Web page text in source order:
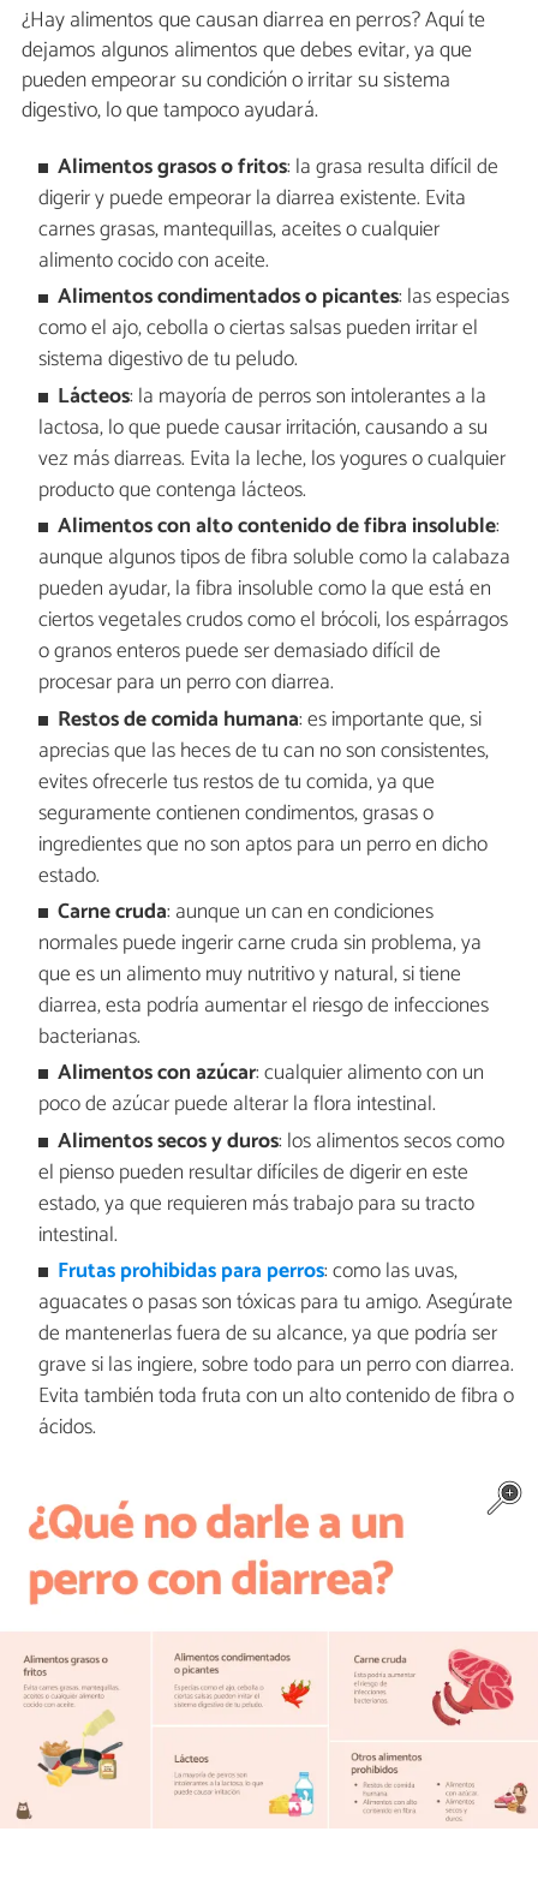
¿Hay alimentos que causan diarrea en perros? Aquí te
dejamos algunos alimentos que debes evitar, ya que
pueden empeorar su condición o irritar su sistema
digestivo, lo que tampoco ayudará.
Alimentos grasos o fritos: la grasa resulta difícil de
digerir y puede empeorar la diarrea existente. Evita
carnes grasas, mantequillas, aceites o cualquier
alimento cocido con aceite.
Alimentos condimentados o picantes: las especias
como el ajo, cebolla o ciertas salsas pueden irritar el
sistema digestivo de tu peludo.
Lácteos: la mayoría de perros son intolerantes a la
lactosa, lo que puede causar irritación, causando a su
vez más diarreas. Evita la leche, los yogures o cualquier
producto que contenga lácteos.
Alimentos con alto contenido de fibra insoluble:
aunque algunos tipos de fibra soluble como la calabaza
pueden ayudar, la fibra insoluble como la que está en
ciertos vegetales crudos como el brócoli, los espárragos
o granos enteros puede ser demasiado difícil de
procesar para un perro con diarrea.
Restos de comida humana: es importante que, si
aprecias que las heces de tu can no son consistentes,
evites ofrecerle tus restos de tu comida, ya que
seguramente contienen condimentos, grasas o
ingredientes que no son aptos para un perro en dicho
estado.
Carne cruda: aunque un can en condiciones
normales puede ingerir carne cruda sin problema, ya
que es un alimento muy nutritivo y natural, si tiene
diarrea, esta podría aumentar el riesgo de infecciones
bacterianas.
Alimentos con azúcar: cualquier alimento con un
poco de azúcar puede alterar la flora intestinal.
Alimentos secos y duros: los alimentos secos como
el pienso pueden resultar difíciles de digerir en este
estado, ya que requieren más trabajo para su tracto
intestinal.
Frutas prohibidas para perros: como las uvas,
aguacates o pasas son tóxicas para tu amigo. Asegúrate
de mantenerlas fuera de su alcance, ya que podría ser
grave si las ingiere, sobre todo para un perro con diarrea.
Evita también toda fruta con un alto contenido de fibra o
ácidos.